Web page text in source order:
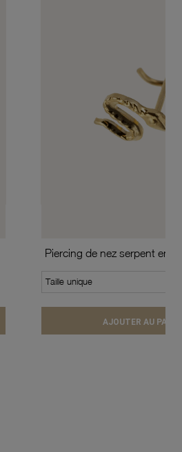
Piercing de nez serpent en
Taille unique
AJOUTER AU